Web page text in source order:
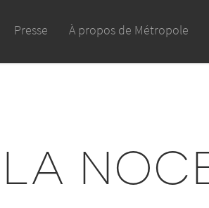
Presse À propos de Métropole